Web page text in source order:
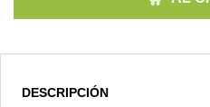
DESCRIPCIÓN